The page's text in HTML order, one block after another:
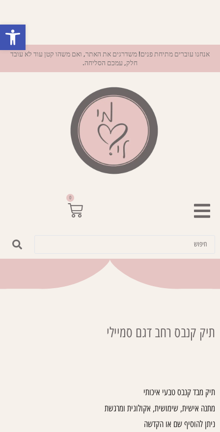
פתח
אנחנו עוברים מתיחת פנים! משדרגים את האתר, ואם משהו קטן עוד לא עובד
חלק, עמכם הסליחה.
0
תיק קנבס רחב דגם סמיילי
תיק מבד קנבס טבעי איכותי
מתנה אישית, שימושית, אקולוגית ומרגשת
ניתן להוסיף שם או הקדשה